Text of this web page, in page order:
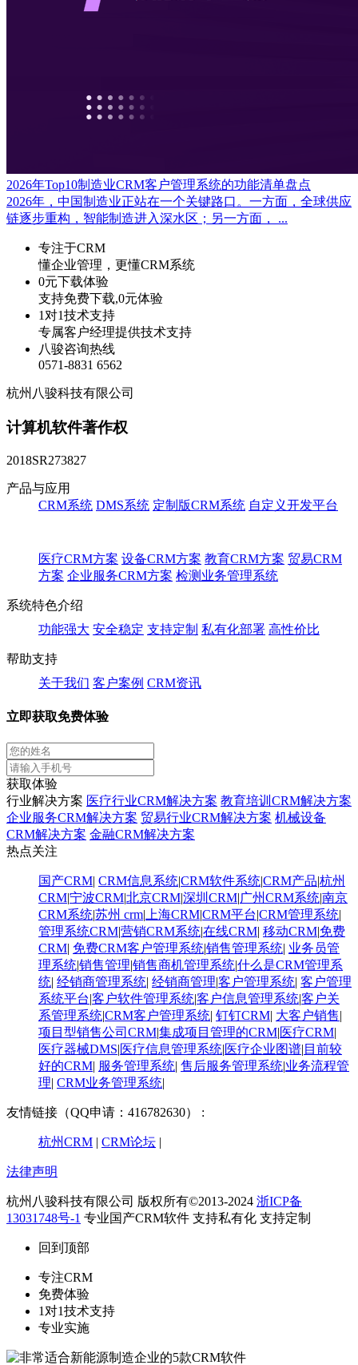
2026年Top10制造业CRM客户管理系统的功能清单盘点
2026年，中国制造业正站在一个关键路口。一方面，全球供应
链逐步重构，智能制造进入深水区；另一方面， ...
专注于CRM
懂企业管理，更懂CRM系统
0元下载体验
支持免费下载,0元体验
1对1技术支持
专属客户经理提供技术支持
八骏咨询热线
0571-8831 6562
杭州八骏科技有限公司
计算机软件著作权
2018SR273827
产品与应用
CRM系统 DMS系统 定制版CRM系统 自定义开发平台
医疗CRM方案 设备CRM方案 教育CRM方案 贸易CRM
方案 企业服务CRM方案 检测业务管理系统
系统特色介绍
功能强大 安全稳定 支持定制 私有化部署 高性价比
帮助支持
关于我们 客户案例 CRM资讯
立即获取免费体验
获取体验
行业解决方案 医疗行业CRM解决方案 教育培训CRM解决方案
企业服务CRM解决方案 贸易行业CRM解决方案 机械设备
CRM解决方案 金融CRM解决方案
热点关注
国产CRM| CRM信息系统|CRM软件系统|CRM产品|杭州
CRM|宁波CRM|北京CRM|深圳CRM|广州CRM系统|南京
CRM系统|苏州 crm| 上海CRM|CRM平台|CRM管理系统|
管理系统CRM|营销CRM系统|在线CRM| 移动CRM|免费
CRM| 免费CRM客户管理系统|销售管理系统| 业务员管
理系统|销售管理|销售商机管理系统|什么是CRM管理系
统| 经销商管理系统| 经销商管理|客户管理系统| 客户管理
系统平台|客户软件管理系统|客户信息管理系统|客户关
系管理系统|CRM客户管理系统| 钉钉CRM| 大客户销售|
项目型销售公司CRM|集成项目管理的CRM|医疗CRM|
医疗器械DMS|医疗信息管理系统|医疗企业图谱| ​目前较
好的CRM| 服务管理系统| 售后服务管理系统|业务流程管
理| CRM业务管理系统|
友情链接（QQ申请：416782630） :
杭州CRM | CRM论坛 |
法律声明
杭州八骏科技有限公司 版权所有©2013-2024 浙ICP备
13031748号-1 专业国产CRM软件 支持私有化 支持定制
回到顶部
专注CRM
免费体验
1对1技术支持
专业实施